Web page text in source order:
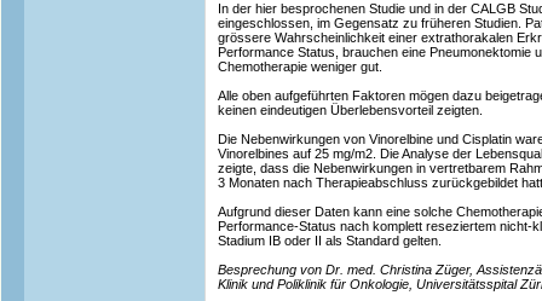
In der hier besprochenen Studie und in der CALGB
eingeschlossen, im Gegensatz zu früheren Studien.
grössere Wahrscheinlichkeit einer extrathorakalen
Performance Status, brauchen eine Pneumonektomie
Chemotherapie weniger gut.
Alle oben aufgeführten Faktoren mögen dazu
keinen eindeutigen Überlebensvorteil zeigten.
Die Nebenwirkungen von Vinorelbine und Cisplatin
Vinorelbines auf 25 mg/m2. Die Analyse der
zeigte, dass die Nebenwirkungen in vertretbarem
3 Monaten nach Therapieabschluss zurückgebildet
Aufgrund dieser Daten kann eine solche
Performance-Status nach komplett reseziertem nicht-
Stadium IB oder II als Standard gelten.
Besprechung von Dr. med. Christina Züger,
Klinik und Poliklinik für Onkologie, Universitätsspital